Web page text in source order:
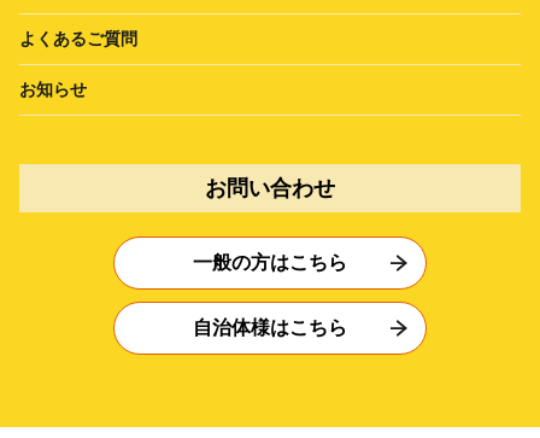
よくあるご質問
お知らせ
お問い合わせ
一般の方はこちら
自治体様はこちら